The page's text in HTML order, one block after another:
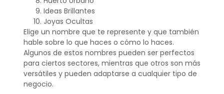
Ideas Brillantes
Joyas Ocultas
Elige un nombre que te represente y que también
hable sobre lo que haces o cómo lo haces.
Algunos de estos nombres pueden ser perfectos
para ciertos sectores, mientras que otros son más
versátiles y pueden adaptarse a cualquier tipo de
negocio.